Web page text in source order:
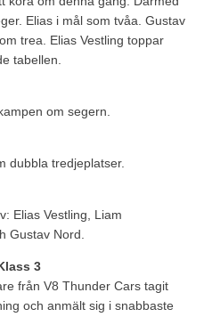
Elias i mål som tvåa. Gustav
trea. Elias Vestling toppar
tabellen.
om segern.
dubbla tredjeplatser.
Elias Vestling, Liam
Gustav Nord.
3
från V8 Thunder Cars tagit
och anmält sig i snabbaste